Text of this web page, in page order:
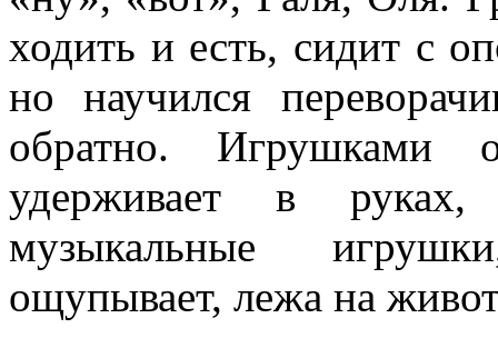
ходить и есть, сидит с
но научился
обратно. Игрушками
удерживает в
музыкальные
ощупывает, лежа на